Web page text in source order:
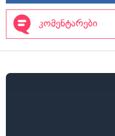
კომენტარები